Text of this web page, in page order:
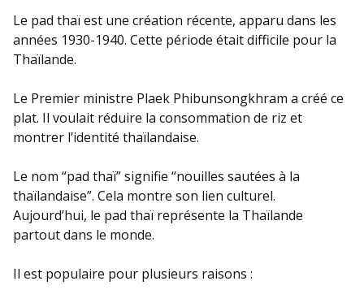
Le pad thaï est une création récente, apparu dans les
années 1930-1940. Cette période était difficile pour la
Thaïlande.
Le Premier ministre Plaek Phibunsongkhram a créé ce
plat. Il voulait réduire la consommation de riz et
montrer l’identité thaïlandaise.
Le nom “pad thaï” signifie “nouilles sautées à la
thaïlandaise”. Cela montre son lien culturel.
Aujourd’hui, le pad thaï représente la Thaïlande
partout dans le monde.
Il est populaire pour plusieurs raisons :